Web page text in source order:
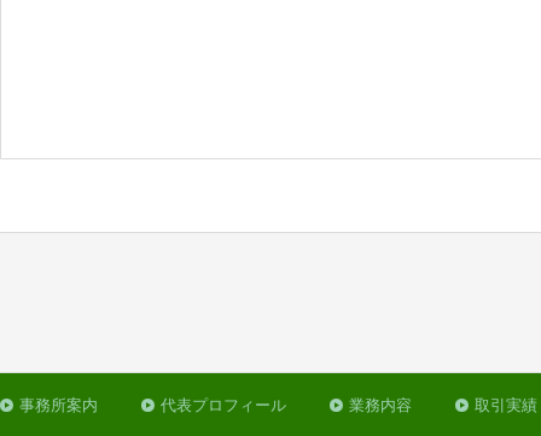
事務所案内 代表プロフィール 業務内容 取引実績